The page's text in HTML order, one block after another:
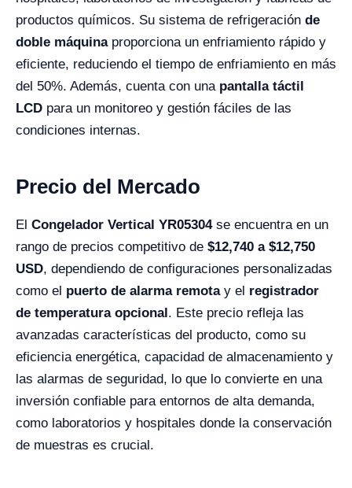
productos químicos. Su sistema de refrigeración de
doble máquinaproporciona un enfriamiento rápido y
eficiente, reduciendo el tiempo de enfriamiento en más
del 50%. Además, cuenta con una pantalla táctil
LCD para un monitoreo y gestión fáciles de las
condiciones internas.
Precio del Mercado
El Congelador Vertical YR05304se encuentra en un
rango de precios competitivo de $12,740 a $12,750
USD, dependiendo de configuraciones personalizadas
como el puerto de alarma remotay el registrador
de temperatura opcional. Este precio refleja las
avanzadas características del producto, como su
eficiencia energética, capacidad de almacenamiento y
las alarmas de seguridad, lo que lo convierte en una
inversión confiable para entornos de alta demanda,
como laboratorios y hospitales donde la conservación
de muestras es crucial.